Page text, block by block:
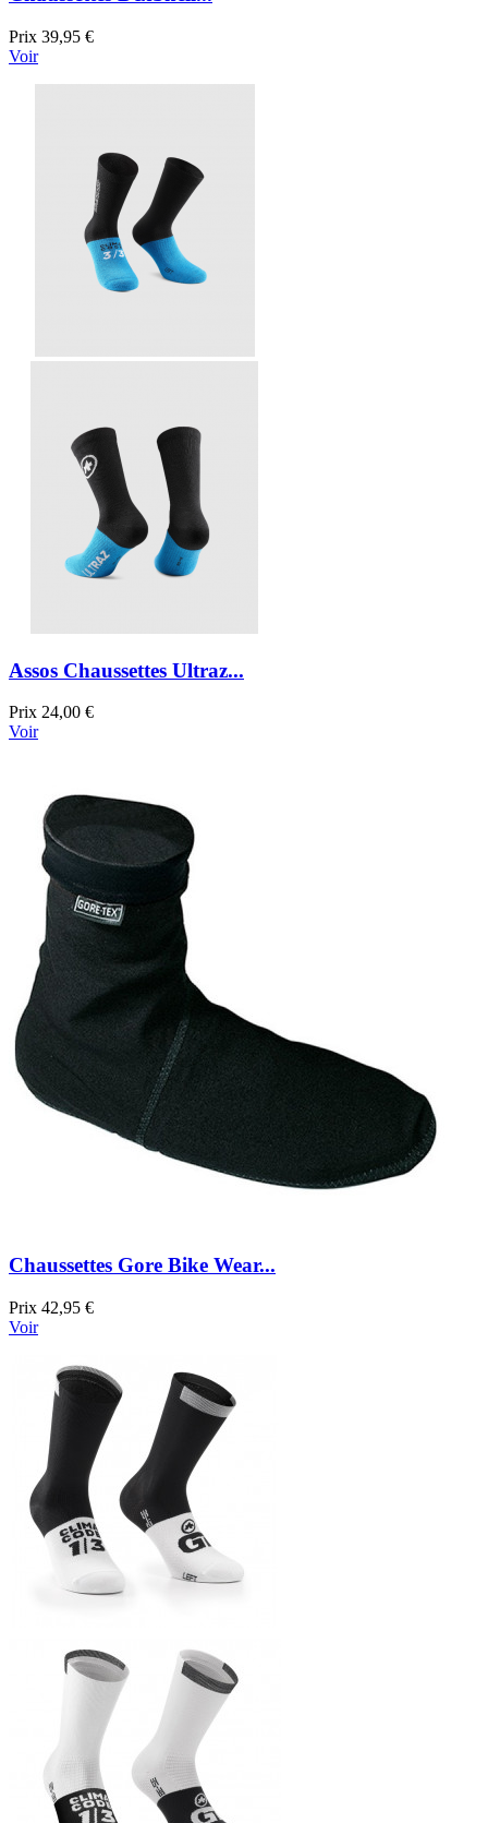
Prix 39,95 €
Voir
Assos Chaussettes Ultraz...
Prix 24,00 €
Voir
Chaussettes Gore Bike Wear...
Prix 42,95 €
Voir